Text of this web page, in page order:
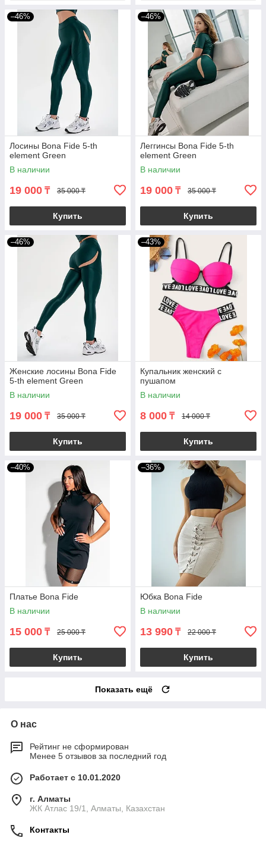
–46%
Лосины Bona Fide 5-th
element Green
В наличии
19 000 ₸ 35 000 ₸
Купить
–46%
Леггинсы Bona Fide 5-th
element Green
В наличии
19 000 ₸ 35 000 ₸
Купить
–46%
Женские лосины Bona Fide
5-th element Green
В наличии
19 000 ₸ 35 000 ₸
Купить
–43%
Купальник женский с
пушапом
В наличии
8 000 ₸ 14 000 ₸
Купить
–40%
Платье Bona Fide
В наличии
15 000 ₸ 25 000 ₸
Купить
–36%
Юбка Bona Fide
В наличии
13 990 ₸ 22 000 ₸
Купить
Показать ещё
О нас
Рейтинг не сформирован
Менее 5 отзывов за последний год
Работает с 10.01.2020
г. Алматы
ЖК Атлас 19/1, Алматы, Казахстан
Контакты